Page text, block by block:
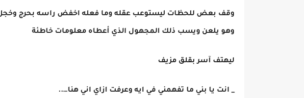
وقف بعض للحظات ليستوعب عقله وما فعله اخفض راسه بحرج وخجل
وهو يلعن ويسب ذلك المجهول الذي أعطاه معلومات خاطئة
ليهتف آسر بقلق مزيف
_ انت يا بني ما تفهمني في ايه وعرفت ازاي اني هنا…..